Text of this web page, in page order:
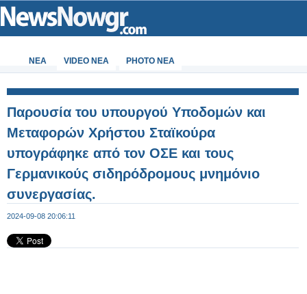
ΝΕΑ VIDEO NEA PHOTO NEA
Παρουσία του υπουργού Υποδομών και
Μεταφορών Χρήστου Σταϊκούρα
υπογράφηκε από τον ΟΣΕ και τους
Γερμανικούς σιδηρόδρομους μνημόνιο
συνεργασίας.
2024-09-08 20:06:11